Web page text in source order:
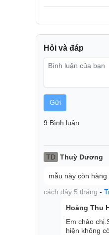
Máy hút ẩm
Máy hút ẩm
kháng khuẩn bằng
sức khỏe cho cả
chắn cùng tay
dùng dễ dàng theo
Hỏi và đáp
Gửi
9 Bình luận
TD Thuỳ Dương
mẫu này còn
cách đây 5 tháng -
Hoàng Thu
Em chào
hiện không